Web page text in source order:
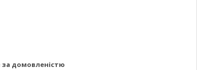
за домовленістю